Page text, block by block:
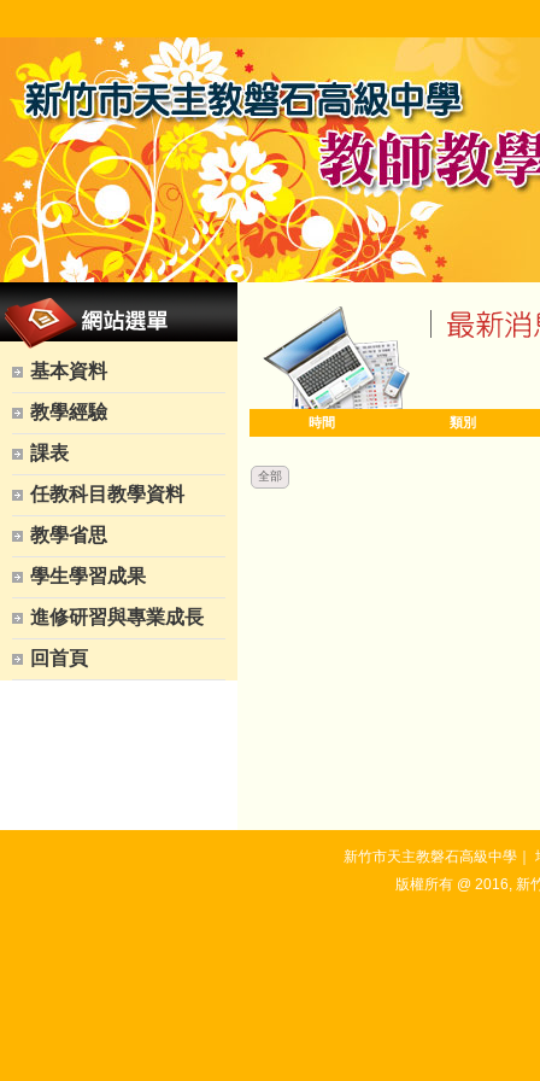
基本資料
教學經驗
課表
任教科目教學資料
教學省思
學生學習成果
進修研習與專業成長
回首頁
時間 類別
全部
新竹市天主教磐石高級中學｜
版權所有 @ 2016, 新